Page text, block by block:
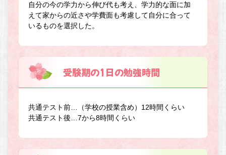
自分の今の学力から伸び代も考え、学力的な面に加
えて家からの近さや学費面も考慮して自分に合って
いるものを選択した。
受験期の1日の勉強時間
共通テスト前…（学校の授業含め）12時間くらい
共通テスト後…7から8時間くらい